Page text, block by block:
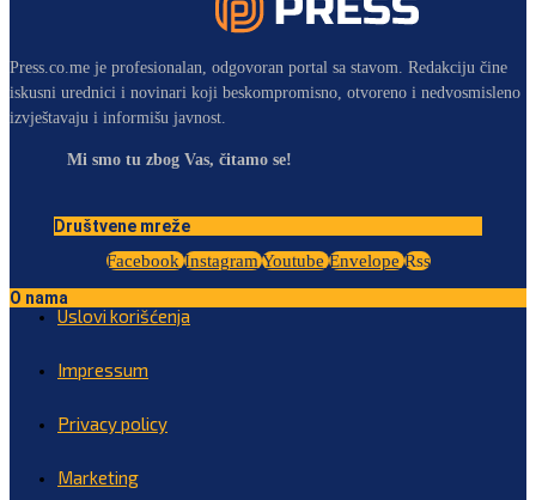
Press.co.me je profesionalan, odgovoran portal sa stavom. Redakciju čine
iskusni urednici i novinari koji beskompromisno, otvoreno i nedvosmisleno
izvještavaju i informišu javnost.
Mi smo tu zbog Vas, čitamo se!
Društvene mreže
Facebook Instagram Youtube Envelope Rss
O nama
Uslovi korišćenja
Impressum
Privacy policy
Marketing